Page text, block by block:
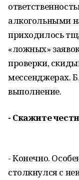
алкогольными
приходилось
«ложных»
проверки,
мессенджерах.
выполнение.
- Скажите
- Конечно.
столкнулся с